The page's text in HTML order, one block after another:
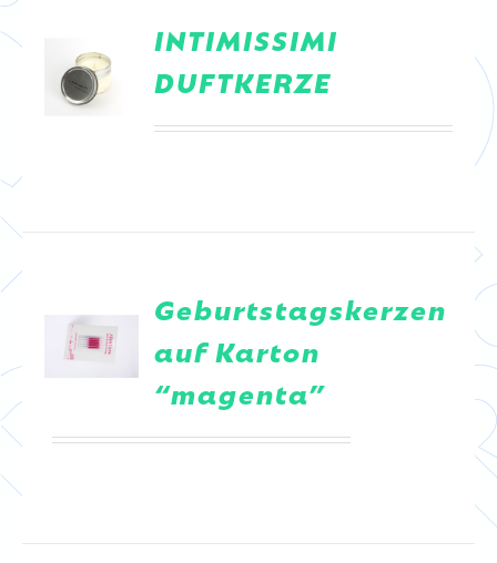
INTIMISSIMI
DUFTKERZE
Geburtstagskerzen
auf Karton
“magenta”